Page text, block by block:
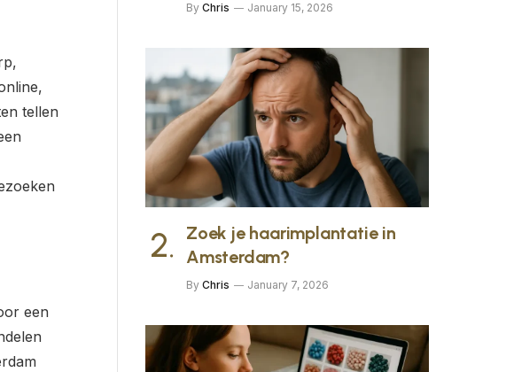
tellen
een
By Chris January 15, 2026
Zoek je haarimplantatie in
Amsterdam?
By Chris January 7, 2026